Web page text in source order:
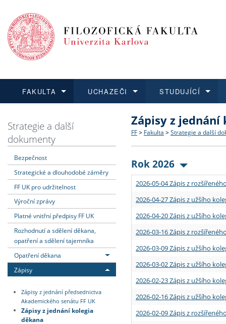
FAKULTA
Dozvědět se více
Struktura a historie
Strategie a další
Podpora a benefity pro
Absolventi fakulty
UCHAZEČI
Podat přihlášku
Co studovat a jak se
Učitelské studijní
Informace k průběhu
STUDUJÍCÍ
Dozvědět se více
Bakalářské a magisterské
Doktorské studium
Rigorózní řízení
Dozvědět se více
O vědě a výzkumu na FF
Akademické kvalifikace
Granty a projekty
Dozvědět se více
Aktuální nabídky a
Vyjíždějící studenti
Přijíždějící studenti
Vyjíždějící zaměstnanci
Strategie a další
dokumenty
Bezpečnost
Strategické a dlouhodobé záměry
FF UK pro udržitelnost
Výroční zprávy
Platné vnitřní předpisy FF UK
Rozhodnutí a sdělení děkana,
opatření a sdělení tajemníka
Opatření děkana
Zápisy
Zápisy z jednání předsednictva
Akademického senátu FF UK
Zápisy z jednání kolegia
děkana
Zápisy z jednání
FF > Fakulta > Strategie a další
Rok 2026
2026-05-04 Zápis z
2026-04-27 Zápis z užšího
2026-04-20 Zápis z užšího
2026-03-16 Zápis z
2026-03-09 Zápis z užšího
2026-03-02 Zápis z užšího
2026-02-23 Zápis z užšího
2026-02-16 Zápis z užšího
2026-02-09 Zápis z